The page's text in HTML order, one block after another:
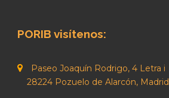
PORIB visítenos:
Paseo Joaquín Rodrigo, 4 Letra i
28224 Pozuelo de Alarcón, Madrid